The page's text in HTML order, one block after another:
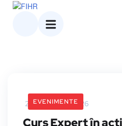
EVENIMENTE
22 September 2026
Curs Expert în